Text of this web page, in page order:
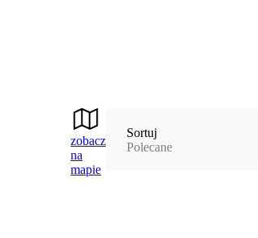
zobacz
na
mapie
Sortuj
Polecane